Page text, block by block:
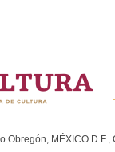
MÉXICO D.F.,